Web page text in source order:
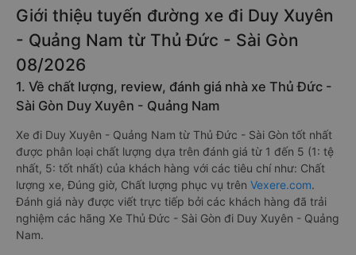
Giới thiệu tuyến đường xe đi Duy Xuyên
- Quảng Nam từ Thủ Đức - Sài Gòn
08/2026
1. Về chất lượng, review, đánh giá nhà xe Thủ Đức -
Sài Gòn Duy Xuyên - Quảng Nam
Xe đi Duy Xuyên - Quảng Nam từ Thủ Đức - Sài Gòn tốt nhất
được phân loại chất lượng dựa trên đánh giá từ 1 đến 5 (1: tệ
nhất, 5: tốt nhất) của khách hàng với các tiêu chí như: Chất
lượng xe, Đúng giờ, Chất lượng phục vụ trên Vexere.com.
Đánh giá này được viết trực tiếp bởi các khách hàng đã trải
nghiệm các hãng Xe Thủ Đức - Sài Gòn đi Duy Xuyên - Quảng
Nam.